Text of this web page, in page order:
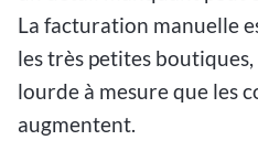
La facturation manuelle
les très petites
lourde à mesure que les
augmentent.